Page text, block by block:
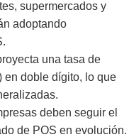
supermercados y
adoptando
una tasa de
en doble dígito, lo que
deben seguir el
de POS en evolución.